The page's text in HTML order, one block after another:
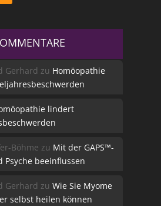
Gerhard zu Homöopathie
lindert
Böhme zu Mit der GAPS™-
Psyche beeinflussen
Gerhard zu Wie Sie Myome
selbst heilen können